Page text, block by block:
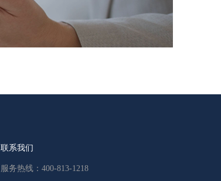
联系我们
服务热线：400-813-1218